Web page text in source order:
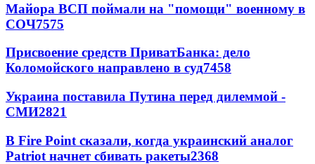
Майора ВСП поймали на "помощи" военному в
СОЧ7575
Присвоение средств ПриватБанка: дело
Коломойского направлено в суд7458
Украина поставила Путина перед дилеммой -
СМИ2821
В Fire Point сказали, когда украинский аналог
Patriot начнет сбивать ракеты2368